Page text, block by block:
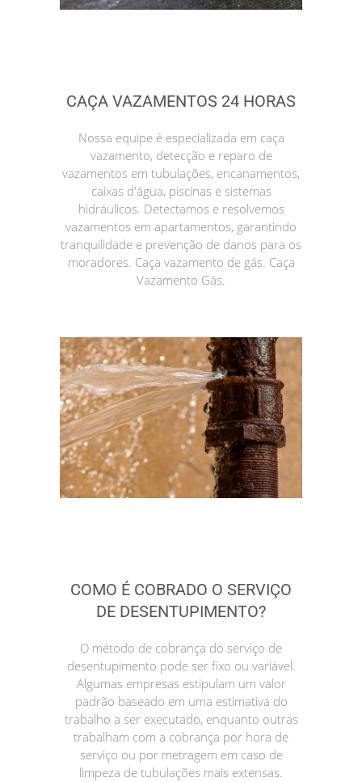
CAÇA VAZAMENTOS 24 HORAS
Nossa equipe é especializada em caça
vazamento, detecção e reparo de
vazamentos em tubulações, encanamentos,
caixas d'água, piscinas e sistemas
hidráulicos. Detectamos e resolvemos
vazamentos em apartamentos, garantindo
tranquilidade e prevenção de danos para os
moradores. Caça vazamento de gás. Caça
Vazamento Gás.
COMO É COBRADO O SERVIÇO
DE DESENTUPIMENTO?
O método de cobrança do serviço de
desentupimento pode ser fixo ou variável.
Algumas empresas estipulam um valor
padrão baseado em uma estimativa do
trabalho a ser executado, enquanto outras
trabalham com a cobrança por hora de
serviço ou por metragem em caso de
limpeza de tubulações mais extensas.